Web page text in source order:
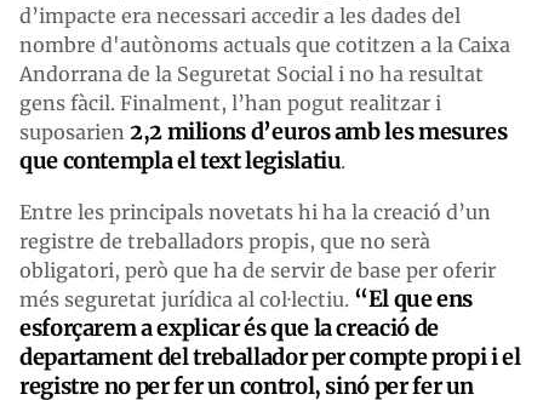
d’impacte era necessari accedir a les dades del
nombre d'autònoms actuals que cotitzen a la Caixa
Andorrana de la Seguretat Social i no ha resultat
gens fàcil. Finalment, l’han pogut realitzar i
suposarien 2,2 milions d’euros amb les mesures
que contempla el text legislatiu.
Entre les principals novetats hi ha la creació d’un
registre de treballadors propis, que no serà
obligatori, però que ha de servir de base per oferir
més seguretat jurídica al col·lectiu. “El que ens
esforçarem a explicar és que la creació de
departament del treballador per compte propi i el
registre no per fer un control, sinó per fer un